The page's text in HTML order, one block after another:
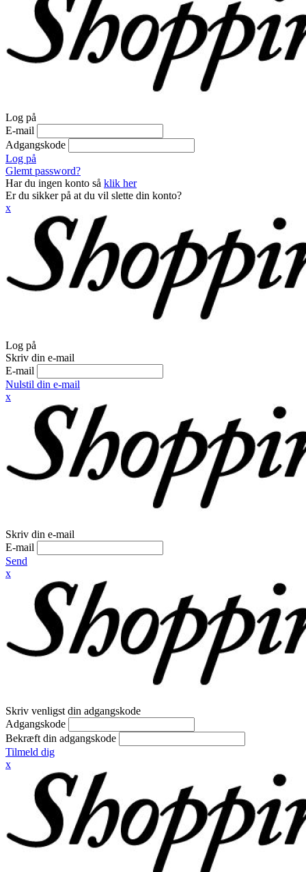
Log på
E-mail
Adgangskode
Log på
Glemt password?
Har du ingen konto så klik her
Er du sikker på at du vil slette din konto?
x
Log på
Skriv din e-mail
E-mail
Nulstil din e-mail
x
Skriv din e-mail
E-mail
Send
x
Skriv venligst din adgangskode
Adgangskode
Bekræft din adgangskode
Tilmeld dig
x